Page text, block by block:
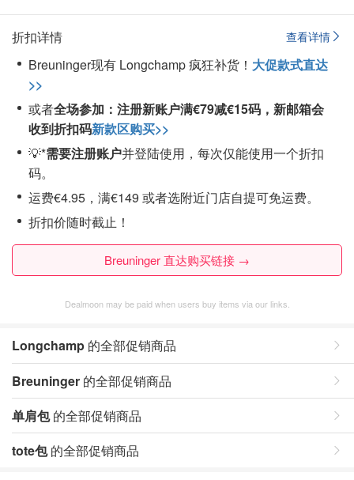
查看详情
折扣详情
Breuninger现有 Longchamp 疯狂补货！ 大促款式直达
>>
或者全场参加：注册新账户满€79减€15码， 新邮箱会
收到折扣码新款区购买>>
💡*需要注册账户并登陆使用，每次仅能使用一个折扣
码。
运费€4.95，满€149 或者选附近门店自提可免运费。
折扣价随时截止！
Breuninger 直达购买链接 →
Dealmoon may be paid when users buy items via our links.
Longchamp 的全部促销商品
Breuninger 的全部促销商品
单肩包的全部促销商品
tote包的全部促销商品